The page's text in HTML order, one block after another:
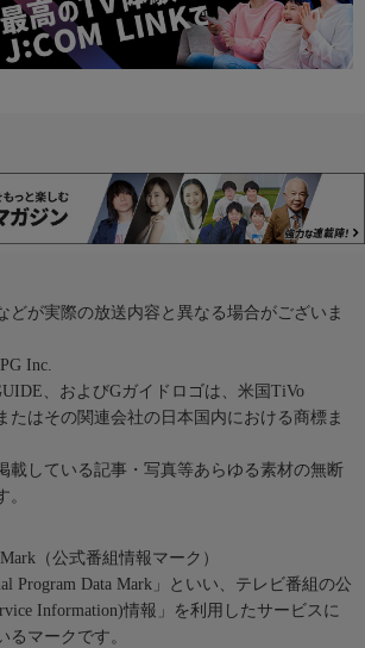
どが実際の放送内容と異なる場合がございま
Inc.
、およびGガイドロゴは、米国TiVo
たはその関連会社の日本国内における商標ま
載している記事・写真等あらゆる素材の無断
（公式番組情報マーク）
Program Data Mark」といい、テレビ番組の公
Information)情報」を利用したサービスに
るマークです。